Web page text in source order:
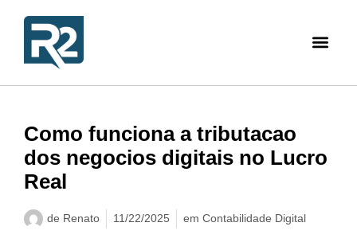
Como funciona a tributacao
dos negocios digitais no Lucro
Real
de Renato 11/22/2025 em Contabilidade Digital